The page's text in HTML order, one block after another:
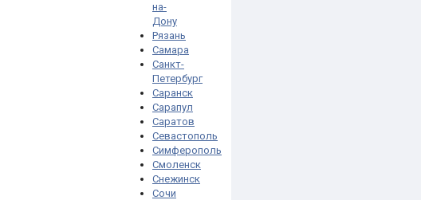
на-
Дону
Рязань
Самара
Санкт-
Петербург
Саранск
Сарапул
Саратов
Севастополь
Симферополь
Смоленск
Снежинск
Сочи